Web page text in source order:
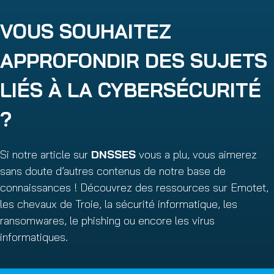
VOUS SOUHAITEZ
APPROFONDIR DES SUJETS
LIÉS À LA CYBERSÉCURITÉ
?
Si notre article sur DNSSES vous a plu, vous aimerez
sans doute d’autres contenus de notre base de
connaissances ! Découvrez des ressources sur Emotet,
les chevaux de Troie, la sécurité informatique, les
ransomwares, le phishing ou encore les virus
informatiques.